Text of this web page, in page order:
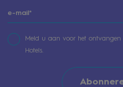
Meld u aan voor het
Hotels.